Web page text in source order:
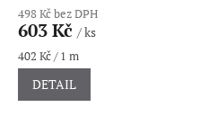
498 Kč bez DPH
603 Kč / ks
Měrná
cena:
402 Kč / 1 m
DETAIL